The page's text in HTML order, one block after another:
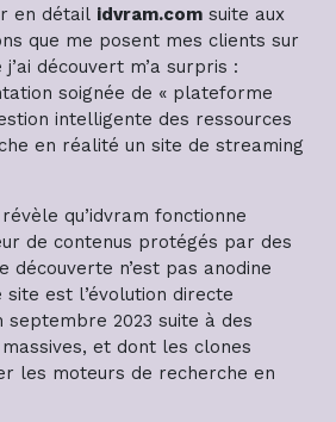
en détail idvram.com suite aux
que me posent mes clients sur
découvert m’a surpris :
soignée de « plateforme
intelligente des ressources
en réalité un site de streaming
qu’idvram fonctionne
de contenus protégés par des
découverte n’est pas anodine
est l’évolution directe
septembre 2023 suite à des
et dont les clones
les moteurs de recherche en